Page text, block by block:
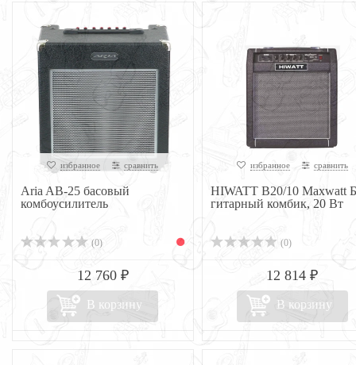
избранное сравнить
Aria AB-25 басовый
комбоусилитель
(0)
12 760 ₽
В корзину
избранное сравнить
HIWATT B20/10 Maxwatt
гитарный комбик, 20 Вт
(0)
12 814 ₽
В корзину